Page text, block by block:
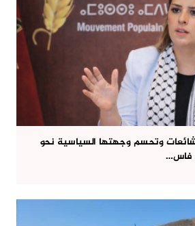
وتحسم وجهتها السياسية نحو
فاس…